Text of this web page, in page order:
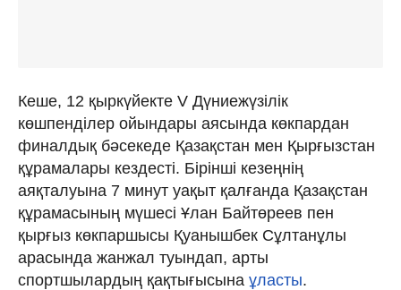
Кеше, 12 қыркүйекте V Дүниежүзілік
көшпенділер ойындары аясында көкпардан
финалдық бәсекеде Қазақстан мен Қырғызстан
құрамалары кездесті. Бірінші кезеңнің
аяқталуына 7 минут уақыт қалғанда Қазақстан
құрамасының мүшесі Ұлан Байтөреев пен
қырғыз көкпаршысы Қуанышбек Сұлтанұлы
арасында жанжал туындап, арты
спортшылардың қақтығысына ұласты.